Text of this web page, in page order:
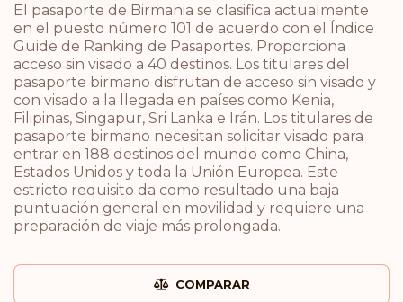
El pasaporte de Birmania se clasifica actualmente
en el puesto número 101 de acuerdo con el Índice
Guide de Ranking de Pasaportes. Proporciona
acceso sin visado a 40 destinos. Los titulares del
pasaporte birmano disfrutan de acceso sin visado y
con visado a la llegada en países como Kenia,
Filipinas, Singapur, Sri Lanka e Irán. Los titulares de
pasaporte birmano necesitan solicitar visado para
entrar en 188 destinos del mundo como China,
Estados Unidos y toda la Unión Europea. Este
estricto requisito da como resultado una baja
puntuación general en movilidad y requiere una
preparación de viaje más prolongada.
COMPARAR